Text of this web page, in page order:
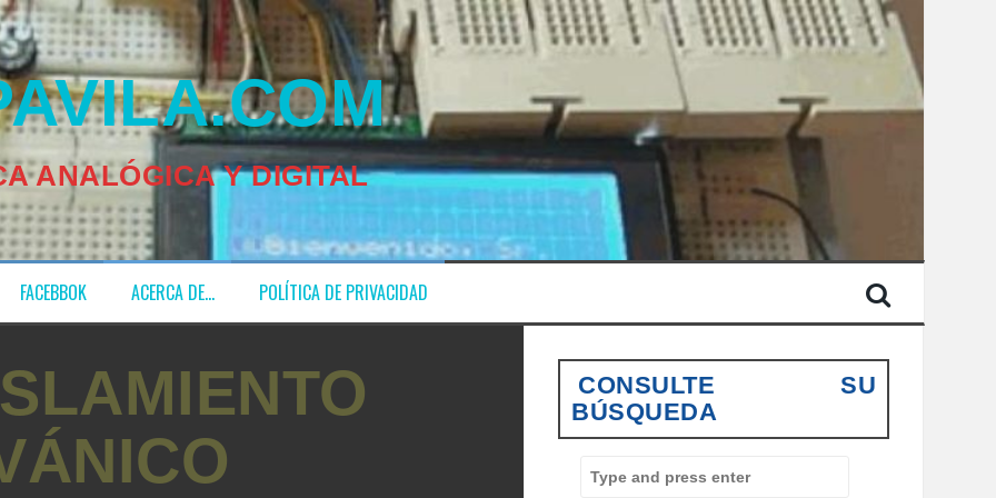
ANALÓGICA Y DIGITAL
FACEBBOK ACERCA DE… POLÍTICA DE PRIVACIDAD
CONSULTE SU
BÚSQUEDA